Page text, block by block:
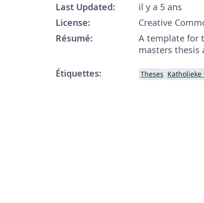
Last Updated:
il y a 5 ans
License:
Creative
Résumé:
A template for
masters thesis
Étiquettes:
Theses